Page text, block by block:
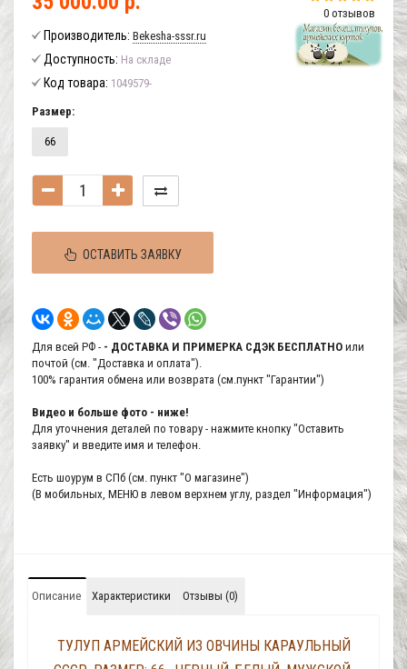
0 отзывов
Производитель: Bekesha-sssr.ru
Доступность: На складе
Код товара: 1049579-
Размер:
66
ОСТАВИТЬ ЗАЯВКУ
Для всей РФ - - ДОСТАВКА И ПРИМЕРКА СДЭК БЕСПЛАТНО или
почтой (см. "Доставка и оплата").
100% гарантия обмена или возврата (см.пункт "Гарантии")
Видео и больше фото - ниже!
Для уточнения деталей по товару - нажмите кнопку "Оставить
заявку" и введите имя и телефон.
Есть шоурум в СПб (см. пункт "О магазине")
(В мобильных, МЕНЮ в левом верхнем углу, раздел "Информация")
Описание Характеристики Отзывы (0)
ТУЛУП АРМЕЙСКИЙ ИЗ ОВЧИНЫ КАРАУЛЬНЫЙ